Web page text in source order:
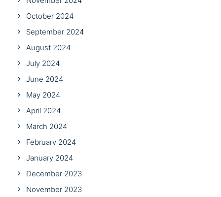
October 2024
September 2024
August 2024
July 2024
June 2024
May 2024
April 2024
March 2024
February 2024
January 2024
December 2023
November 2023